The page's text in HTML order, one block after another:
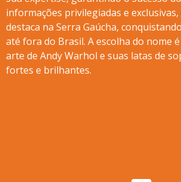
informações privilegiadas e
destaca na Serra Gaúcha,
até fora do Brasil. A escolha do nome
arte de Andy Warhol e suas latas de
fortes e brilhantes.